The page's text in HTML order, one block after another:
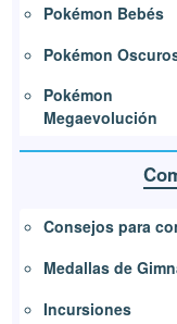
Pokémon Bebés
Pokémon
Pokémon
Megaevolución
Consejos para
Medallas de
Incursiones